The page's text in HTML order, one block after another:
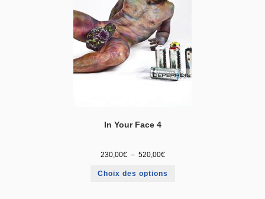
In Your Face 4
230,00€ – 520,00€
Choix des options